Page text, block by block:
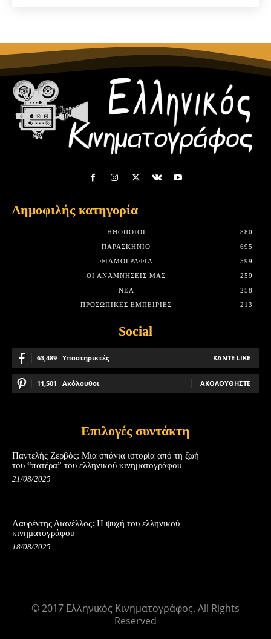
Δημοφιλής κατηγορία
HΘΟΠΟΙΟΊ
880
ΠΑΡΑΣΚΉΝΙΟ
695
ΦΙΛΜΟΓΡΑΦΊΑ
599
ΟΙ ΑΝΑΜΝΉΣΕΙΣ ΜΑΣ
259
ΝΈΑ
258
ΠΡΟΣΩΠΙΚΈΣ ΕΜΠΕΙΡΊΕΣ
213
Social
63,489 Υποστηρικτές ΚΆΝΤΕ LIKE
11,501 Ακόλουθοι ΑΚΟΛΟΥΘΉΣΤΕ
Επιλογές συντάκτη
Παντελής Ζερβός: Μια σπάνια ιστορία από τη ζωή
του “πατέρα” του ελληνικού κινηματογράφου
21/08/2025
Λαυρέντης Διανέλλος: Η ψυχή του ελληνικού
κινηματογράφου
18/08/2025
© 2017 Ελληνικός Κινηματογράφος. All Rights
Reserved